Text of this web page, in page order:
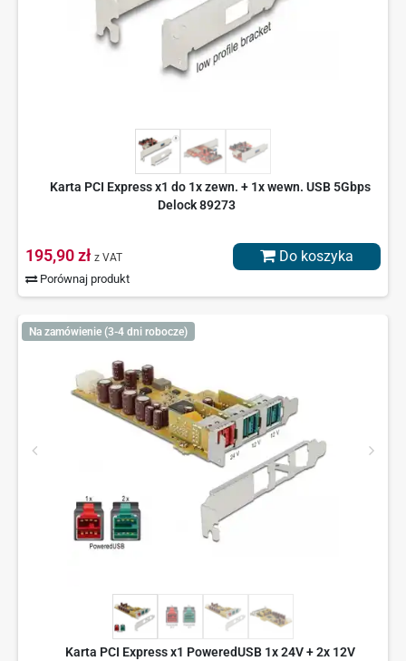
Karta PCI Express x1 do 1x zewn. + 1x wewn. USB 5Gbps
Delock 89273
195,90 zł z VAT
Porównaj produkt
Do koszyka
Na zamówienie (3-4 dni robocze)
Karta PCI Express x1 PoweredUSB 1x 24V + 2x 12V